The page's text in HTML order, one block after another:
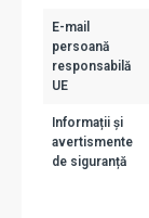
E-mail
persoană
responsabilă
UE
Informații și
avertismente
de siguranță